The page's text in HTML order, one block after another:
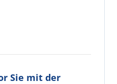
Sie mit der